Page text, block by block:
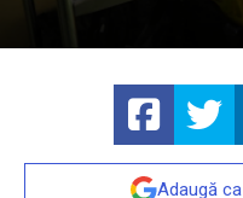
Adaugă ca